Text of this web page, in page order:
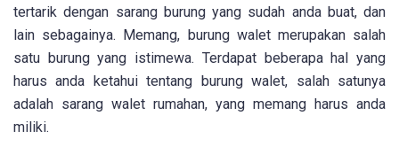
tertarik dengan sarang burung yang sudah anda buat, dan
lain sebagainya. Memang, burung walet merupakan salah
satu burung yang istimewa. Terdapat beberapa hal yang
harus anda ketahui tentang burung walet, salah satunya
adalah sarang walet rumahan, yang memang harus anda
miliki.